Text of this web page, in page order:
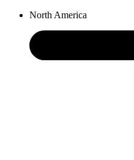
North America